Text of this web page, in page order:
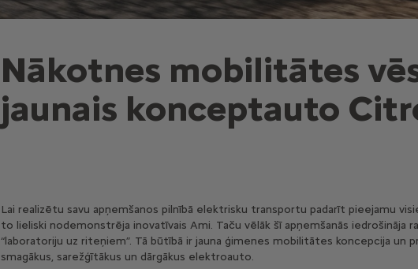
Nākotnes mobilitātes
jaunais konceptauto
Lai realizētu savu apņemšanos pilnībā elektrisku transportu padarīt pieejamu
to lieliski nodemonstrēja inovatīvais Ami. Taču vēlāk šī apņemšanās iedrošināja
“laboratoriju uz riteņiem”. Tā būtībā ir jauna ģimenes mobilitātes koncepcija
smagākus, sarežģītākus un dārgākus elektroauto.